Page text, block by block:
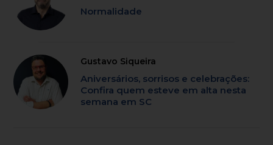
Normalidade
Gustavo Siqueira
Aniversários, sorrisos e celebrações:
Confira quem esteve em alta nesta
semana em SC